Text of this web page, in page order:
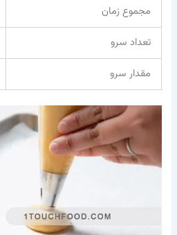
مجموع زمان
تعداد سرو
مقدار سرو